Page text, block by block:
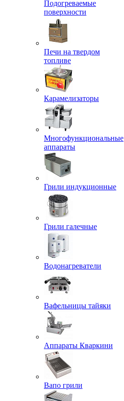
Подогреваемые
поверхности
Печи на твердом
топливе
Карамелизаторы
Многофункциональные
аппараты
Грили индукционные
Грили галечные
Водонагреватели
Вафельницы тайяки
Аппараты Кваркини
Вапо грили